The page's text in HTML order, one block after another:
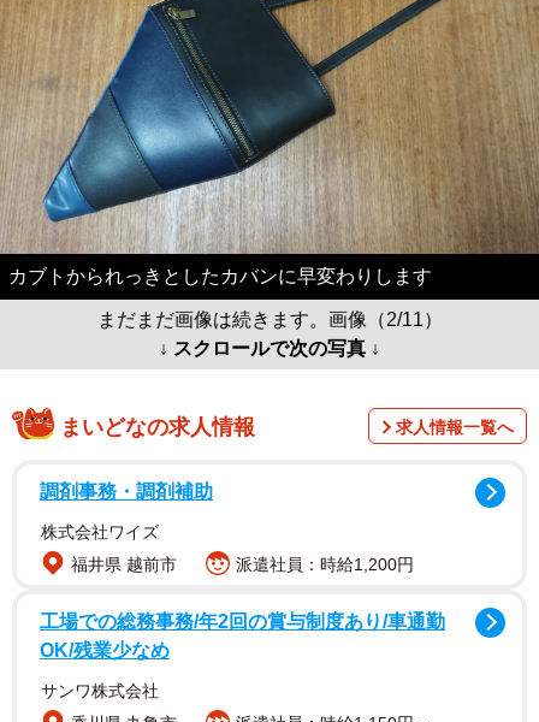
カブトかられっきとしたカバンに早変わりします
まだまだ画像は続きます。画像（2/11）
↓ スクロールで次の写真 ↓
まいどなの求人情報 求人情報一覧へ
調剤事務・調剤補助
株式会社ワイズ
福井県 越前市
派遣社員：時給1,200円
工場での総務事務/年2回の賞与制度あり/車通勤
OK/残業少なめ
サンワ株式会社